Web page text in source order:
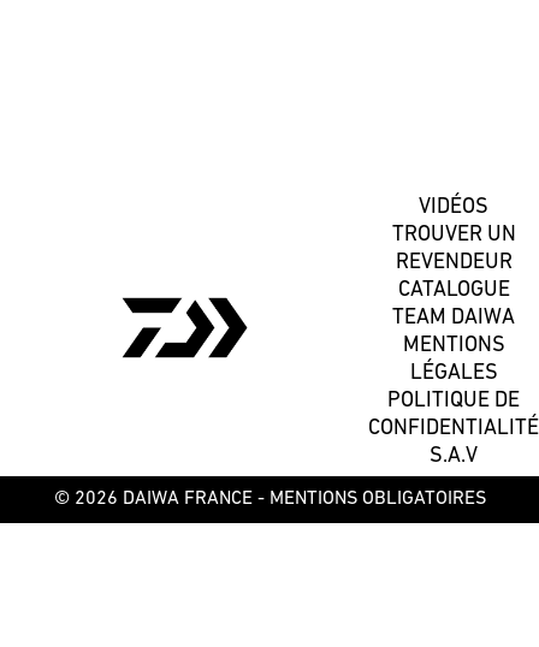
VIDÉOS
TROUVER UN
REVENDEUR
CATALOGUE
TEAM DAIWA
MENTIONS
LÉGALES
POLITIQUE DE
CONFIDENTIALITÉ
S.A.V
© 2026 DAIWA FRANCE - MENTIONS OBLIGATOIRES